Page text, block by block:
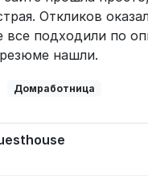
Откликов
все подходили по
нашли.
Домработница